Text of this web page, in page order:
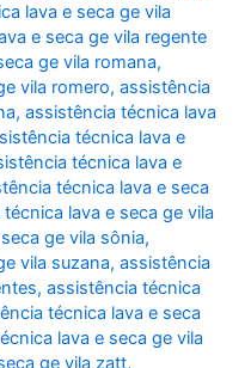
lava e seca ge vila
e seca ge vila regente
ge vila romana,
vila romero,assistência
,assistência técnica lava
técnica lava e
técnica lava e
técnica lava e seca
lava e seca ge vila
ge vila sônia,
vila suzana,assistência
,assistência técnica
técnica lava e seca
lava e seca ge vila
ge vila zatt,